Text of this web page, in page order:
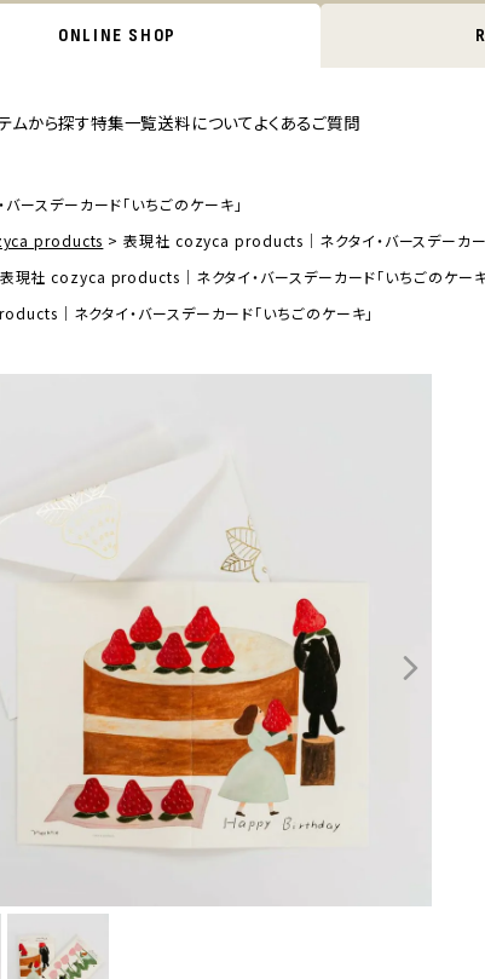
ONLINE SHOP
ムから探す特集一覧送料についてよくあるご質問
スデーカード「いちごのケーキ」
products
表現社 cozyca products｜ネクタイ・バースデーカー
表現社 cozyca products｜ネクタイ・バースデーカード「いちごのケーキ
｜ネクタイ・バースデーカード「いちごのケーキ」